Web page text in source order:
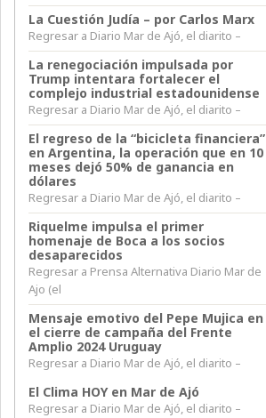
La Cuestión Judía – por Carlos Marx
Regresar a Diario Mar de Ajó, el diarito –
La renegociación impulsada por
Trump intentara fortalecer el
complejo industrial estadounidense
Regresar a Diario Mar de Ajó, el diarito –
El regreso de la “bicicleta financiera”
en Argentina, la operación que en 10
meses dejó 50% de ganancia en
dólares
Regresar a Diario Mar de Ajó, el diarito –
Riquelme impulsa el primer
homenaje de Boca a los socios
desaparecidos
Regresar a Prensa Alternativa Diario Mar de
Ajo (el
Mensaje emotivo del Pepe Mujica en
el cierre de campaña del Frente
Amplio 2024 Uruguay
Regresar a Diario Mar de Ajó, el diarito –
El Clima HOY en Mar de Ajó
Regresar a Diario Mar de Ajó, el diarito –